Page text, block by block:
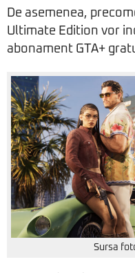
De asemenea,
Ultimate Edition vor
abonament GTA+
Sursa